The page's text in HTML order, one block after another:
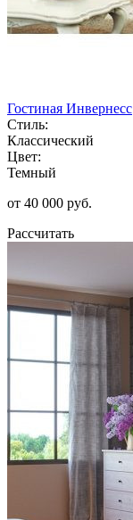
Гостиная Инвернесс
Стиль:
Классический
Цвет:
Темный
от 40 000 руб.
Рассчитать